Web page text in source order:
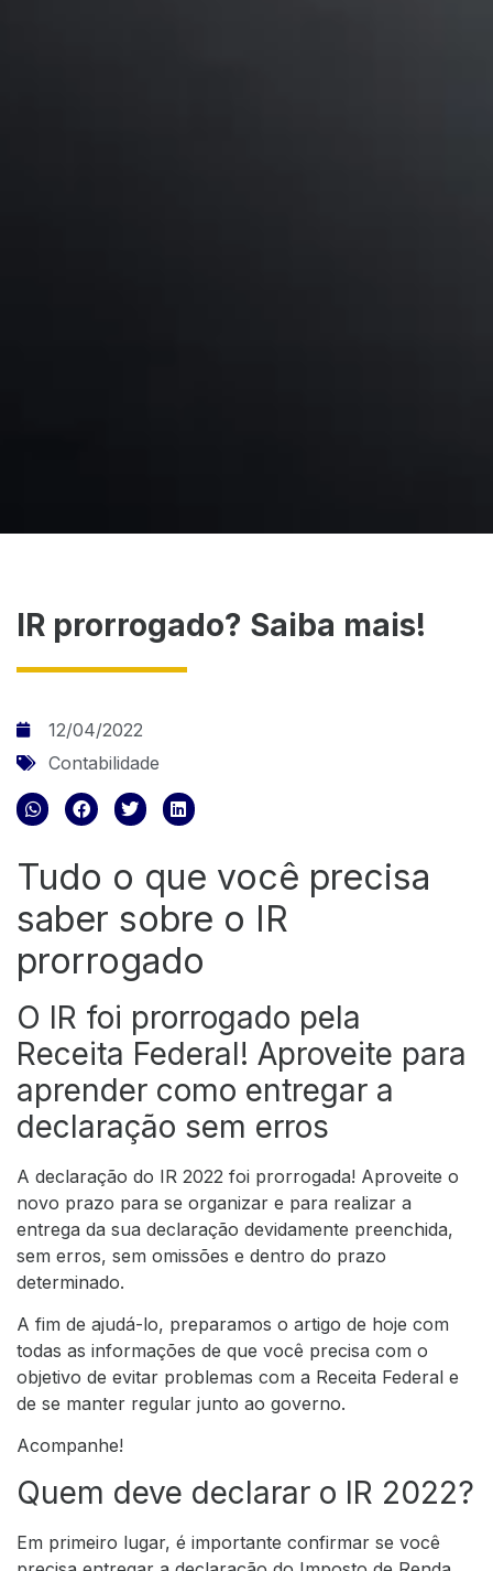
IR prorrogado? Saiba mais!
12/04/2022
Contabilidade
Tudo o que você precisa
saber sobre o IR
prorrogado
O IR foi prorrogado pela
Receita Federal! Aproveite para
aprender como entregar a
declaração sem erros
A declaração do IR 2022 foi prorrogada! Aproveite o
novo prazo para se organizar e para realizar a
entrega da sua declaração devidamente preenchida,
sem erros, sem omissões e dentro do prazo
determinado.
A fim de ajudá-lo, preparamos o artigo de hoje com
todas as informações de que você precisa com o
objetivo de evitar problemas com a Receita Federal e
de se manter regular junto ao governo.
Acompanhe!
Quem deve declarar o IR 2022?
Em primeiro lugar, é importante confirmar se você